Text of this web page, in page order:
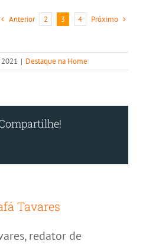
trabalho
de
Anterior 2 3 4 Próximo
| Destaque na Home
Tavares
redator de